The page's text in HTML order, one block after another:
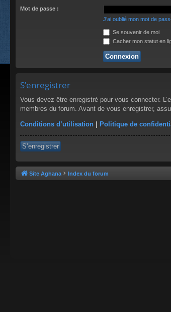
Mot de passe :
J’ai oublié mon mot de
Se souvenir de moi
Cacher mon statut en
S’enregistrer
Vous devez être enregistré pour vous connecter.
membres du forum. Avant de vous enregistrer,
Conditions d’utilisation | Politique de
S’enregistrer
Site Aghana Index du forum